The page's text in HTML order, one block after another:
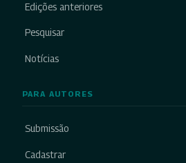
Edições anteriores
Pesquisar
Notícias
PARA AUTORES
Submissão
Cadastrar